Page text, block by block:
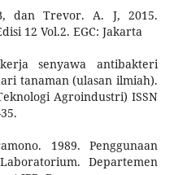
dan Trevor. A. J, 2015.
12 Vol.2. EGC: Jakarta
senyawa antibakteri
tanaman (ulasan ilmiah).
Agroindustri) ISSN
1989. Penggunaan
Departemen